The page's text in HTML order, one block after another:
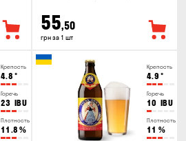
55,50
грн за 1 шт
Крепость
4.8 °
Горечь
23 IBU
Плотность
11.8 %
Крепость
4.9 °
Горечь
10 IBU
Плотность
11 %